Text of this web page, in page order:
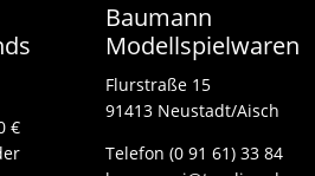
€
Baumann
Modellspielwaren
Flurstraße 15
91413 Neustadt/Aisch
Telefon (0 91 61) 33 84